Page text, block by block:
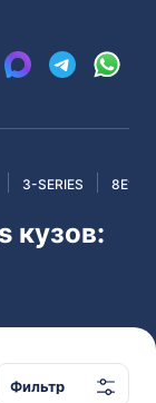
3-SERIES 8E15
кузов:
Фильтр